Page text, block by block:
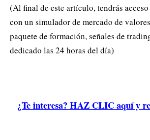
(Al final de este artículo, tendrás
con un simulador de mercado de
paquete de formación, señales de
dedicado las 24 horas del día)
¿Te interesa? HAZ CLIC aquí y